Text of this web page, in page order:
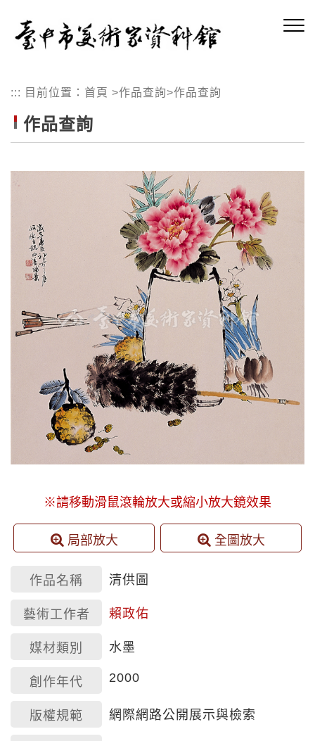
::: 目前位置： 首頁 >作品查詢>作品查詢
作品查詢
※請移動滑鼠滾輪放大或縮小放大鏡效果
局部放大 全圖放大
作品名稱 清供圖
藝術工作者 賴政佑
媒材類別 水墨
創作年代 2000
版權規範 網際網路公開展示與檢索